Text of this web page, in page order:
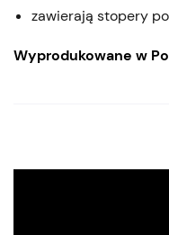
zawierają stopery
Wyprodukowane w